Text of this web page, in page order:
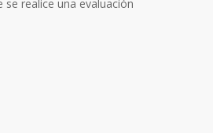
realice una evaluación